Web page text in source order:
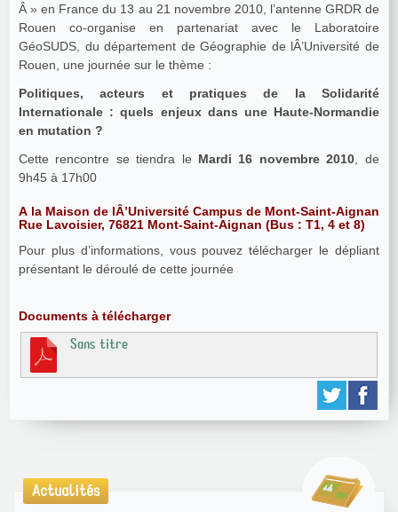
Â » en France du 13 au 21 novembre 2010, l’antenne GRDR de
Rouen co-organise en partenariat avec le Laboratoire
GéoSUDS, du département de Géographie de lÂ’Université de
Rouen, une journée sur le thème :
Politiques, acteurs et pratiques de la Solidarité
Internationale : quels enjeux dans une Haute-Normandie
en mutation ?
Cette rencontre se tiendra le Mardi 16 novembre 2010 , de
9h45 à 17h00
A la Maison de lÂ’Université Campus de Mont-Saint-Aignan
Rue Lavoisier, 76821 Mont-Saint-Aignan (Bus : T1, 4 et 8)
Pour plus d’informations, vous pouvez télécharger le dépliant
présentant le déroulé de cette journée
Documents à télécharger
Sans titre
Actualités